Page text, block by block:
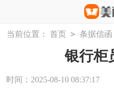
当前位置： 首页 > 条据信函
银行柜
时间：2025-08-10 08:37:17